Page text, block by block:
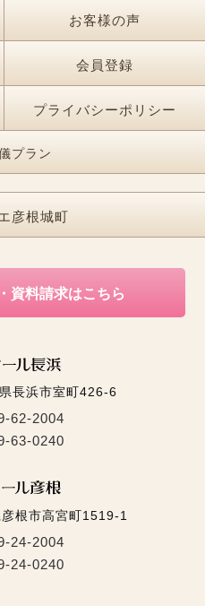
お客様の声
会員登録
プライバシーポリシー
プラン
彦根城町
資料請求はこちら
長浜市室町426-6
62-2004
63-0240
根市高宮町1519-1
24-2004
24-0240